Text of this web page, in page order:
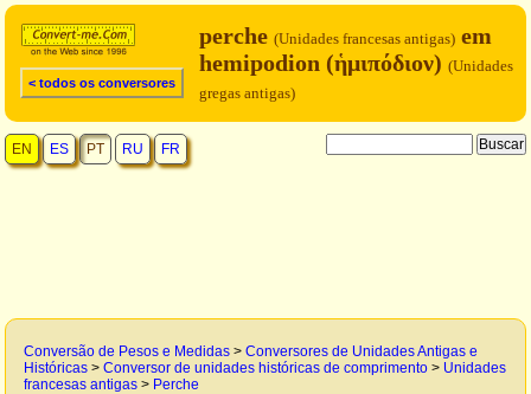
< todos os conversores
perche (Unidades francesas antigas) em
hemipodion (ἡμιπόδιον) (Unidades
gregas antigas)
EN ES PT RU FR
Conversão de Pesos e Medidas > Conversores de Unidades Antigas e
Históricas > Conversor de unidades históricas de comprimento > Unidades
francesas antigas > Perche